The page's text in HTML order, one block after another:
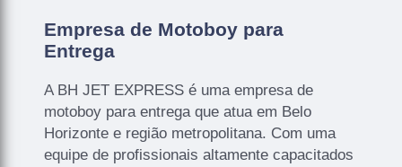
Empresa de Motoboy para
Entrega
A BH JET EXPRESS é uma empresa de
motoboy para entrega que atua em Belo
Horizonte e região metropolitana. Com uma
equipe de profissionais altamente capacitados